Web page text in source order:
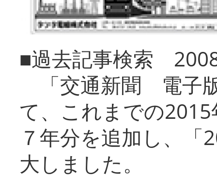
■過去記事検索
「交通新聞 電子
て、これまでの
７年分を追加し、「
大しまし